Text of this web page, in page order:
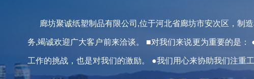
廊坊聚诚纸塑制品有限公司,位于河北省廊坊市安次区，制
务,竭诚欢迎广大客户前来洽谈。 ■对我们来说更为重要的是
工作的挑战，也是对我们的激励。 ●我们用心来协助我们注重